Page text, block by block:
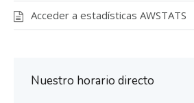
Acceder a estadísticas AWSTATS
Nuestro horario directo